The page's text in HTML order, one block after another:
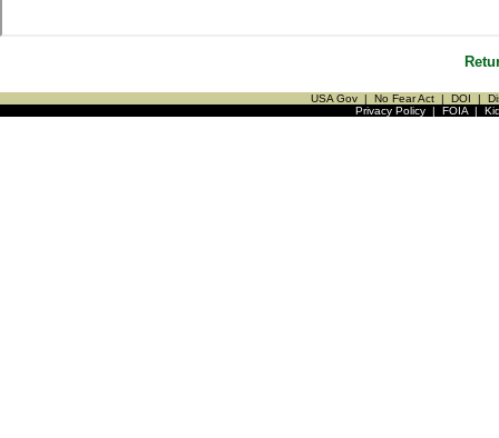
USA Gov | No Fear Act | DOI |
Privacy Policy| FOIA|